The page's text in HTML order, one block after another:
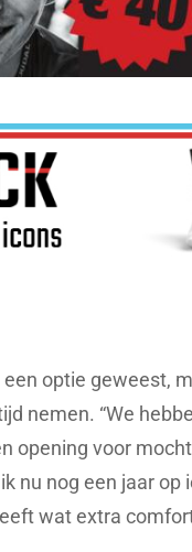
optie geweest,
nemen. “We
opening voor
nu nog een jaar op
wat extra